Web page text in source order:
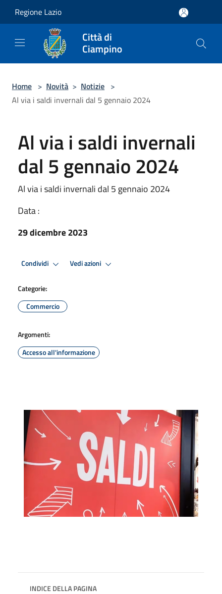
Regione Lazio
Città di
Ciampino
Home > Novità > Notizie >
Al via i saldi invernali dal 5 gennaio 2024
Al via i saldi invernali
dal 5 gennaio 2024
Al via i saldi invernali dal 5 gennaio 2024
Data :
29 dicembre 2023
Condividi Vedi azioni
Categorie:
Commercio
Argomenti:
Accesso all'informazione
INDICE DELLA PAGINA